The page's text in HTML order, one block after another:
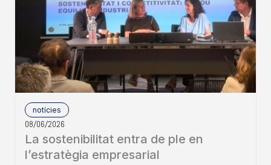
notícies
08/06/2026
La sostenibilitat entra de ple en
l’estratègia empresarial